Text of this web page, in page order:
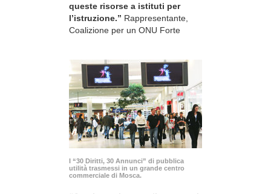
queste risorse a istituti per
l’istruzione.” Rappresentante,
Coalizione per un ONU Forte
I “30 Diritti, 30 Annunci” di pubblica
utilità trasmessi in un grande centro
commerciale di Mosca.